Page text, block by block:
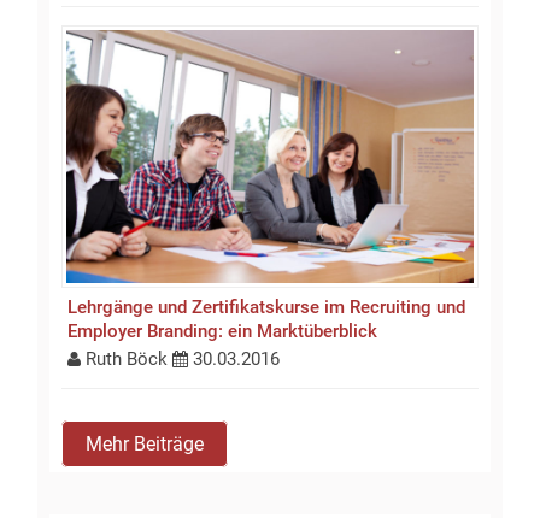
Lehrgänge und Zertifikatskurse im Recruiting und
Employer Branding: ein Marktüberblick
Ruth Böck
30.03.2016
Mehr Beiträge